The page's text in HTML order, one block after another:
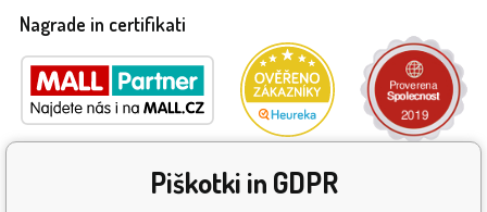
Nagrade in certifikati
Piškotki in GDPR